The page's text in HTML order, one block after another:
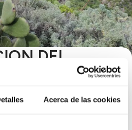
Acerca de las cookies
DEL
LA AZUCENA